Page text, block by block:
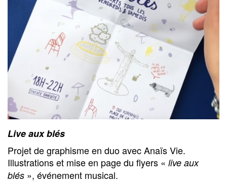
Live aux blés
Projet de graphisme en duo avec Anaïs Vie.
Illustrations et mise en page du flyers « live aux
blés », événement musical.